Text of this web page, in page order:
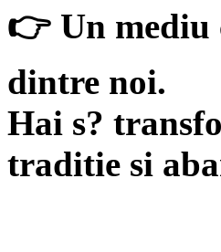
👉 Un mediu
dintre noi.
Hai s?
traditie si